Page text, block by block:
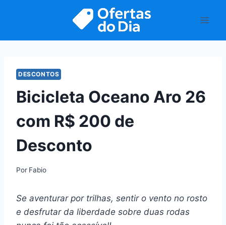
DESCONTOS
Bicicleta Oceano Aro 26
com R$ 200 de
Desconto
Por Fabio
Se aventurar por trilhas, sentir o vento no rosto
e desfrutar da liberdade sobre duas rodas